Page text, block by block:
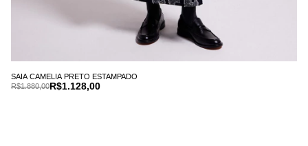
SAIA CAMELIA PRETO ESTAMPADO
R$1.128,00
R$1.880,00